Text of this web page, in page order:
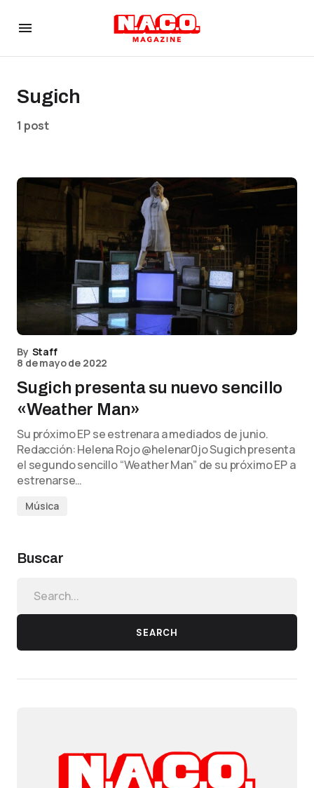
Sugich
1 post
By Staff
8 de mayo de 2022
Sugich presenta su nuevo sencillo
«Weather Man»
Su próximo EP se estrenara a mediados de junio.
Redacción: Helena Rojo @helenar0jo Sugich presenta
el segundo sencillo “Weather Man” de su próximo EP a
estrenarse…
Música
Buscar
SEARCH